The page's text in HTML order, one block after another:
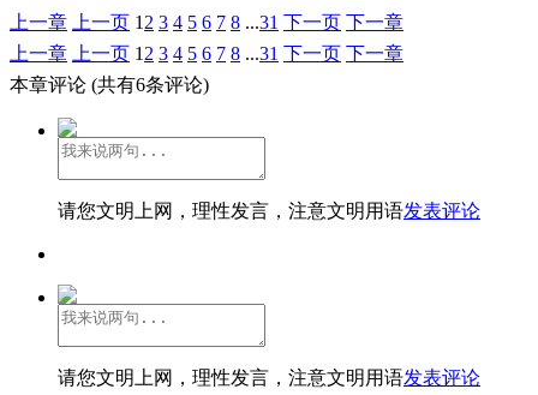
上一章 上一页 1 2 3 4 5 6 7 8 ...31 下一页 下一章
上一章
上一页 1 2 3 4 5 6 7 8 ...31 下一页 下一章
本章评论 (共有6条评论)
请您文明上网，理性发言，注意文明用语发表评论
请您文明上网，理性发言，注意文明用语发表评论